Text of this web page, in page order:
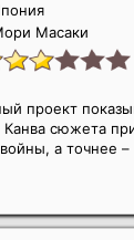
Масаки
проект
сюжета
а точнее –